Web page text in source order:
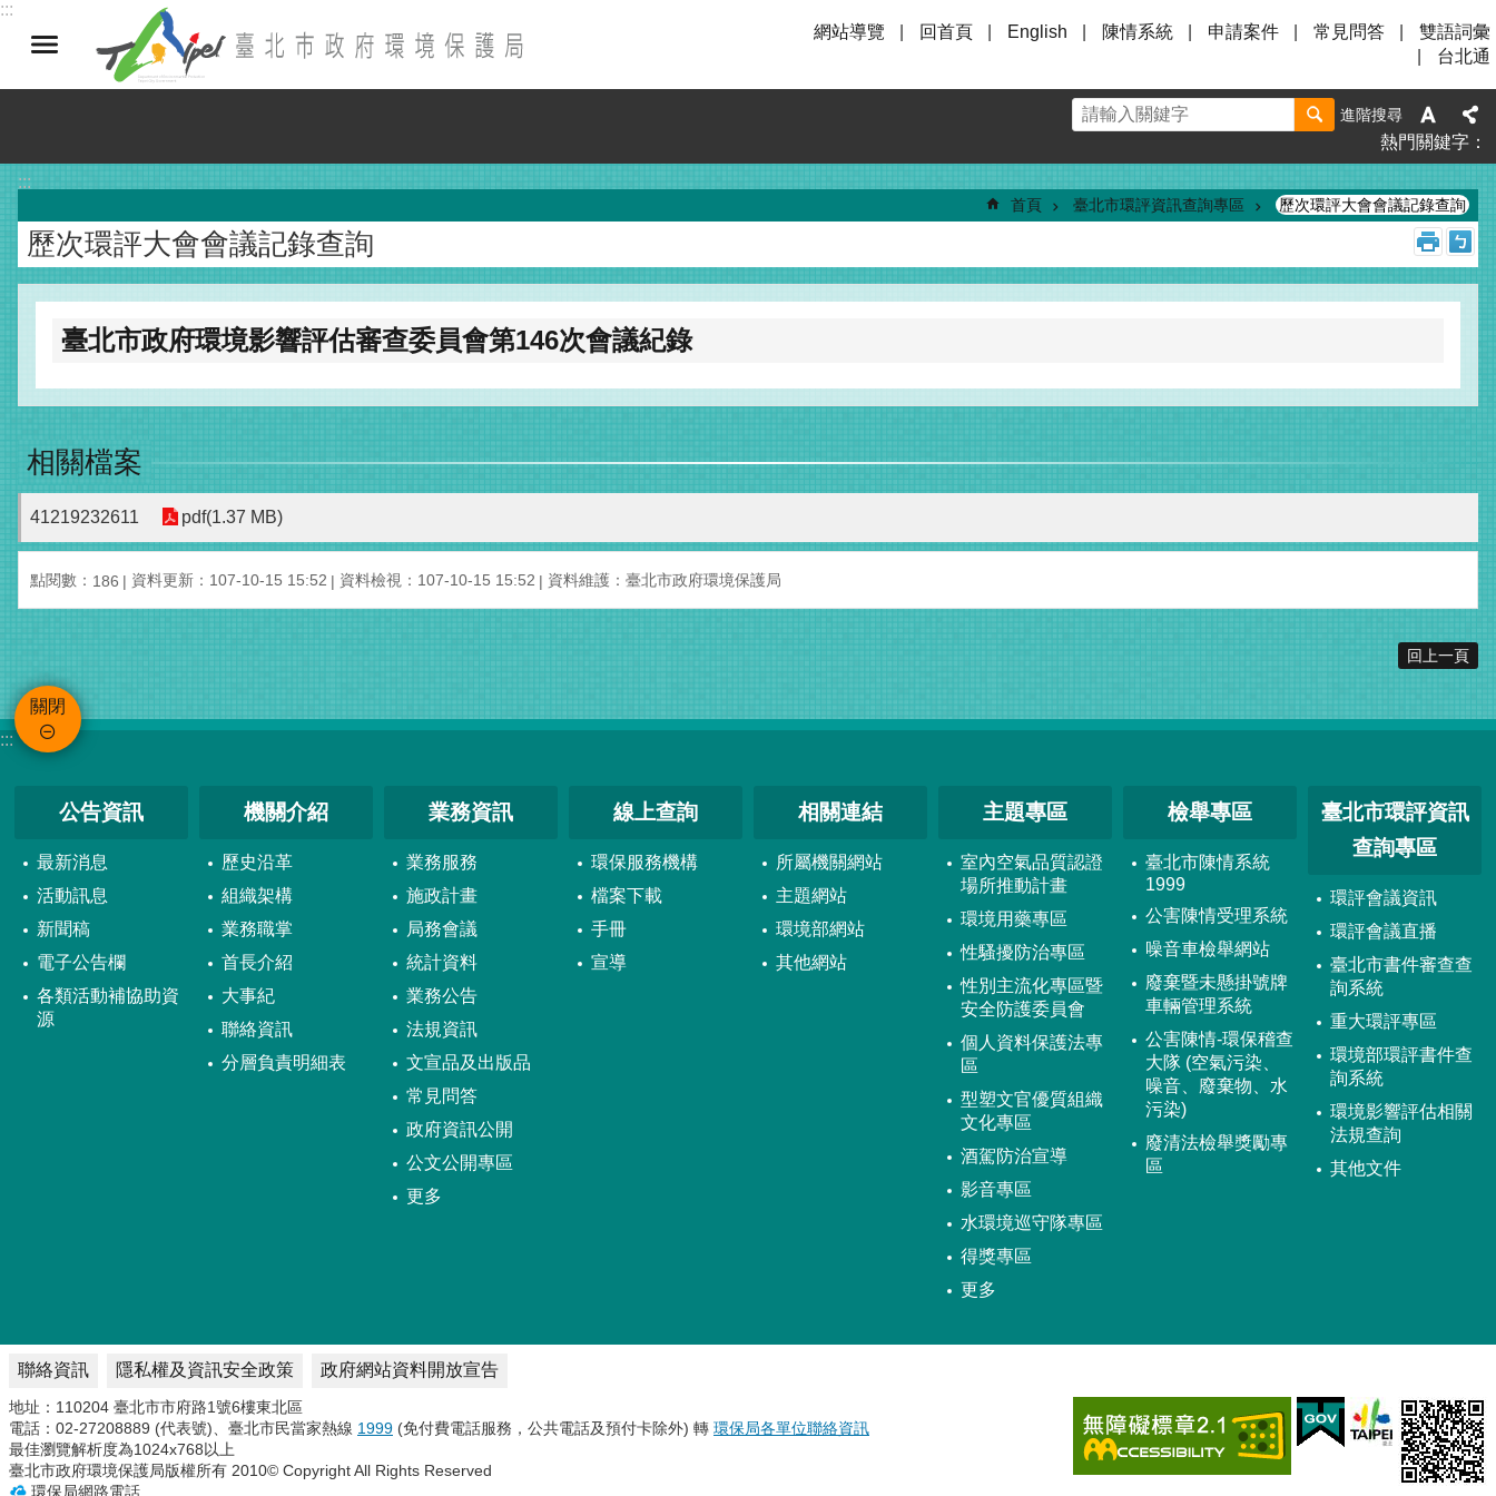
跳到主要內容區塊
:::
網站導覽
回首頁 English 陳情系統 申請案件 常見問答
雙語詞彙
台北通
進階搜尋
熱門關鍵字
:::
首頁 臺北市環評資訊查詢專區 歷次環評大會會議記錄查詢
歷次環評大會會議記錄查詢
臺北市政府環境影響評估審查委員會第146次會議紀錄
相關檔案
41219232611 pdf(1.37 MB)
點閱數： 186 資料更新：107-10-15 15:52 資料檢視：107-10-15 15:52 資料維護：臺北市政府環境保護局
回上一頁
關閉
:::
公告資訊
最新消息
活動訊息
新聞稿
電子公告欄
各類活動補協助資
源
機關介紹
歷史沿革
組織架構
業務職掌
首長介紹
大事紀
聯絡資訊
分層負責明細表
業務資訊
業務服務
施政計畫
局務會議
統計資料
業務公告
法規資訊
文宣品及出版品
常見問答
政府資訊公開
公文公開專區
更多
線上查詢
環保服務機構
檔案下載
手冊
宣導
相關連結
所屬機關網站
主題網站
環境部網站
其他網站
主題專區
室內空氣品質認證
場所推動計畫
環境用藥專區
性騷擾防治專區
性別主流化專區暨
安全防護委員會
個人資料保護法專
區
型塑文官優質組織
文化專區
酒駕防治宣導
影音專區
水環境巡守隊專區
得獎專區
更多
檢舉專區
臺北市陳情系統
1999
公害陳情受理系統
噪音車檢舉網站
廢棄暨未懸掛號牌
車輛管理系統
公害陳情-環保稽查
大隊 (空氣污染、
噪音、廢棄物、水
污染)
廢清法檢舉獎勵專
區
臺北市環評資訊
查詢專區
環評會議資訊
環評會議直播
臺北市書件審查查
詢系統
重大環評專區
環境部環評書件查
詢系統
環境影響評估相關
法規查詢
其他文件
聯絡資訊 隱私權及資訊安全政策 政府網站資料開放宣告
地址：110204 臺北市市府路1號6樓東北區
電話：02-27208889 (代表號)、臺北市民當家熱線 1999 (免付費電話服務，公共電話及預付卡除外) 轉 環保局各單位聯絡資訊
最佳瀏覽解析度為1024x768以上
臺北市政府環境保護局版權所有 2010© Copyright All Rights Reserved
環保局網路電話